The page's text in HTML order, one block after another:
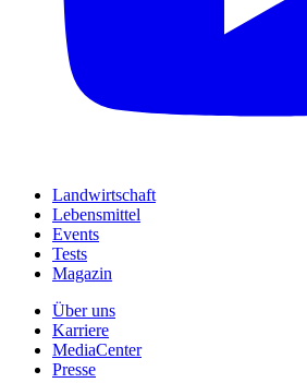
Landwirtschaft
Lebensmittel
Events
Tests
Magazin
Über uns
Karriere
MediaCenter
Presse